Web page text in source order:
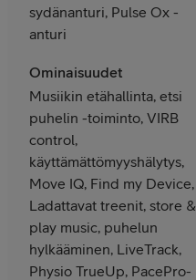
sydänanturi, Pulse Ox -
anturi
Ominaisuudet
Musiikin etähallinta, etsi
puhelin -toiminto, VIRB
control,
käyttämättömyyshälytys,
Move IQ, Find my Device,
Ladattavat treenit, store &
play music, puhelun
hylkääminen, LiveTrack,
Physio TrueUp, PacePro-